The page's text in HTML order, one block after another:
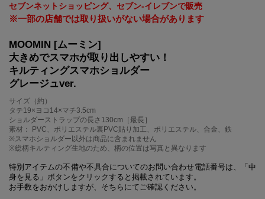
セブンネットショッピング、セブン‐イレブンで販売
※一部の店舗では取り扱いがない場合があります
MOOMIN [ムーミン]
大きめでスマホが取り出しやすい！
キルティングスマホショルダー
グレージュver.
サイズ（約）
タテ19×ヨコ14×マチ3.5cm
ショルダーストラップの長さ130cm［最長］
素材： PVC、ポリエステル裏PVC貼り加工、ポリエステル、合金、鉄
※スマホショルダー以外は商品に含まれません
※総柄キルティング生地のため、柄の位置は写真と異なります
特別アイテムの不備や不具合についてのお問い合わせ電話番号は、「中
身を見る」ボタンをクリックすると掲載されています。
お手数をおかけしますが、そちらにてご確認ください。